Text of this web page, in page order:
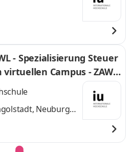
- Spezialisierung Steuer
Campus - ZAWI-
Neuburg
Home-Office